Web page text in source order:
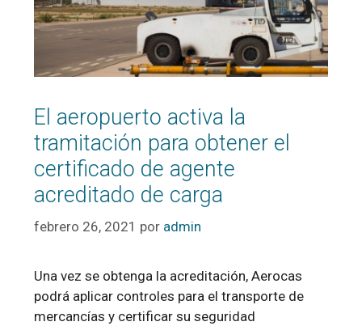
El aeropuerto activa la
tramitación para obtener el
certificado de agente
acreditado de carga
febrero 26, 2021 por admin
Una vez se obtenga la acreditación, Aerocas
podrá aplicar controles para el transporte de
mercancías y certificar su seguridad